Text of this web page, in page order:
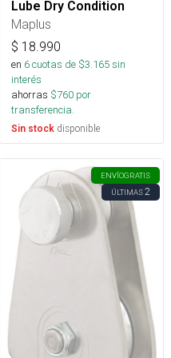
Lube Dry Condition
Maplus
$ 18.990
en 6cuotas de $3.165sin
interés
ahorras $760 por
transferencia.
Sin stock disponible
ENVÍOGRATIS
ÚLTIMAS2